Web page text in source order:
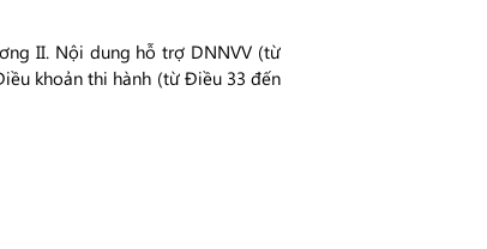
II. Nội dung hỗ trợ DNNVV (từ
khoản thi hành (từ Điều 33 đến